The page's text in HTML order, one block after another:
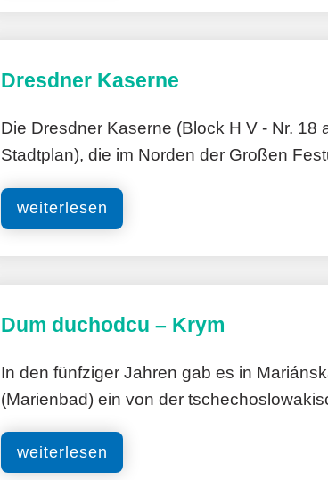
Dresdner Kaserne
Die Dresdner Kaserne (Block H V - Nr. 18
Stadtplan), die im Norden der Großen
weiterlesen
Dum duchodcu – Krym
In den fünfziger Jahren gab es in
(Marienbad) ein von der
weiterlesen